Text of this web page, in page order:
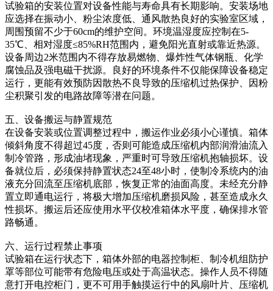
试验箱的安装位置对设备性能与寿命具有长期影响。安装场地
应选择在振动小、粉尘浓度低、通风散热良好的实验室区域，
周围预留不少于60cm的维护空间。环境温湿度应控制在5-
35℃、相对湿度≤85%RH范围内，避免阳光直射或靠近热源。
设备周边2米范围内不得存放易燃物、爆炸性气体钢瓶、化学
腐蚀品及强电磁干扰源。良好的环境条件不仅能保障设备稳定
运行，更能有效预防因散热不良导致的压缩机过热保护、因粉
尘积聚引发的电路故障等潜在问题。
五、设备搬运与静置规范
在设备安装或位置调整过程中，搬运作业必须小心谨慎。箱体
倾斜角度不得超过45度，否则可能造成压缩机内部润滑油流入
制冷管路，形成油堵现象，严重时可导致压缩机抱轴损坏。设
备就位后，必须保持静置状态24至48小时，使制冷系统内的油
液充分回流至压缩机底部，恢复正常的油面高度。未经充分静
置立即通电运行，将极大增加压缩机磨损风险，甚至造成永久
性损坏。搬运后还应使用水平仪校准箱体水平度，确保排水管
路畅通。
六、运行过程禁止事项
试验箱在运行状态下，箱体外部的电器控制柜、制冷机组防护
罩等部位可能带有危险电压或处于高温状态。操作人员不得随
意打开电控柜门，更不可用手触摸运行中的风扇叶片、压缩机